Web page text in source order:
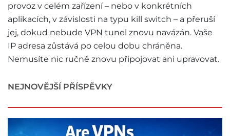
provoz v celém zařízení – nebo v konkrétních
aplikacích, v závislosti na typu kill switch – a přeruší
jej, dokud nebude VPN tunel znovu navázán. Vaše
IP adresa zůstává po celou dobu chráněna.
Nemusíte nic ručně znovu připojovat ani upravovat.
NEJNOVĚJŠÍ PŘÍSPĚVKY